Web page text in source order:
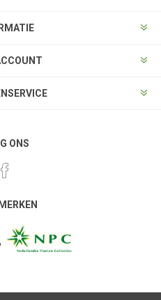
ONS